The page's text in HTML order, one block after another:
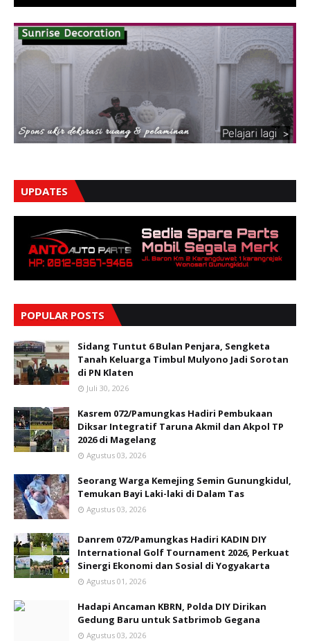
UPDATES
POPULAR POSTS
Sidang Tuntut 6 Bulan Penjara, Sengketa
Tanah Keluarga Timbul Mulyono Jadi Sorotan
di PN Klaten
Juli 30, 2026
Kasrem 072/Pamungkas Hadiri Pembukaan
Diksar Integratif Taruna Akmil dan Akpol TP
2026 di Magelang
Agustus 03, 2026
Seorang Warga Kemejing Semin Gunungkidul,
Temukan Bayi Laki-laki di Dalam Tas
Agustus 03, 2026
Danrem 072/Pamungkas Hadiri KADIN DIY
International Golf Tournament 2026, Perkuat
Sinergi Ekonomi dan Sosial di Yogyakarta
Agustus 01, 2026
Hadapi Ancaman KBRN, Polda DIY Dirikan
Gedung Baru untuk Satbrimob Gegana
Agustus 03, 2026